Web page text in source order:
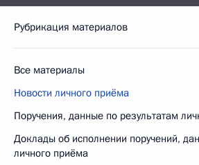
Рубрикация материалов
Все материалы
Новости личного приёма
Поручения, данные по результатам
Доклады об исполнении поручений,
личного приёма